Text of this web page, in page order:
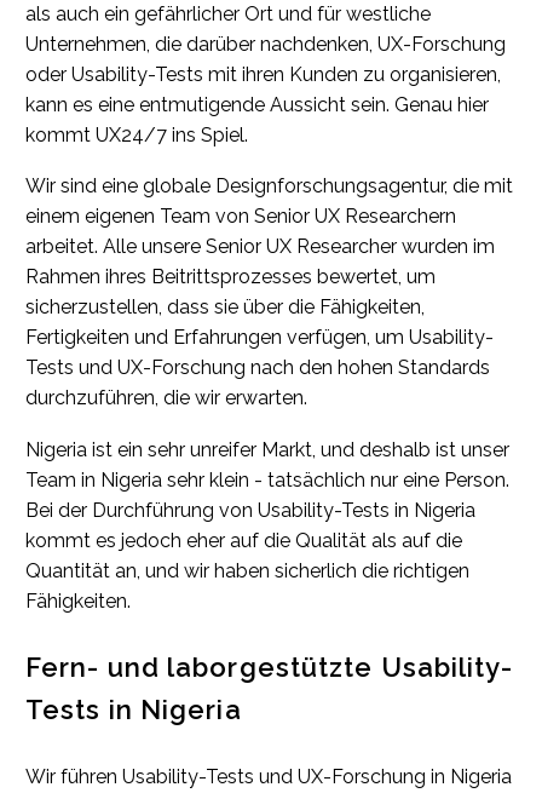
als auch ein gefährlicher Ort und für westliche
Unternehmen, die darüber nachdenken, UX-Forschung
oder Usability-Tests mit ihren Kunden zu organisieren,
kann es eine entmutigende Aussicht sein. Genau hier
kommt UX24/7 ins Spiel.
Wir sind eine globale Designforschungsagentur, die mit
einem eigenen Team von Senior UX Researchern
arbeitet. Alle unsere Senior UX Researcher wurden im
Rahmen ihres Beitrittsprozesses bewertet, um
sicherzustellen, dass sie über die Fähigkeiten,
Fertigkeiten und Erfahrungen verfügen, um Usability-
Tests und UX-Forschung nach den hohen Standards
durchzuführen, die wir erwarten.
Nigeria ist ein sehr unreifer Markt, und deshalb ist unser
Team in Nigeria sehr klein - tatsächlich nur eine Person.
Bei der Durchführung von Usability-Tests in Nigeria
kommt es jedoch eher auf die Qualität als auf die
Quantität an, und wir haben sicherlich die richtigen
Fähigkeiten.
Fern- und laborgestützte Usability-
Tests in Nigeria
Wir führen Usability-Tests und UX-Forschung in Nigeria